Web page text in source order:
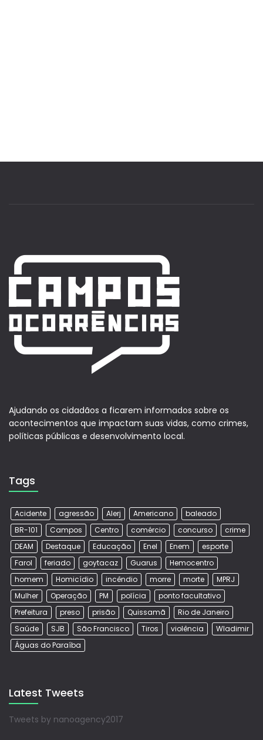
Ajudando os cidadãos a ficarem informados sobre os
acontecimentos que impactam suas vidas, como crimes,
políticas públicas e desenvolvimento local.
Tags
Acidente agressão Alerj Americano
baleado
BR-101
Campos Centro comércio concurso
crime
DEAM
Destaque Educação Enel Enem
esporte
Farol
feriado goytacaz Guarus
Hemocentro
homem
Homicídio incêndio morre morte
MPRJ
Mulher
Operação PM polícia
ponto facultativo
Prefeitura
preso prisão Quissamã
Rio de Janeiro
Saúde
SJB São Francisco Tiros violência
Wladimir
Águas do Paraíba
Latest Tweets
Tweets by nanoagency2017